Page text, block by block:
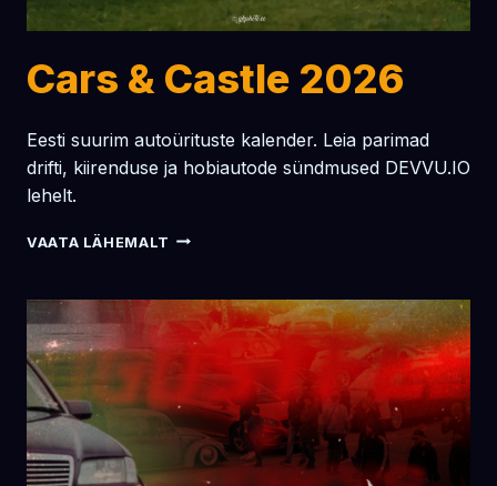
Cars & Castle 2026
Eesti suurim autoürituste kalender. Leia parimad
drifti, kiirenduse ja hobiautode sündmused DEVVU.IO
lehelt.
VAATA LÄHEMALT CARS
2026